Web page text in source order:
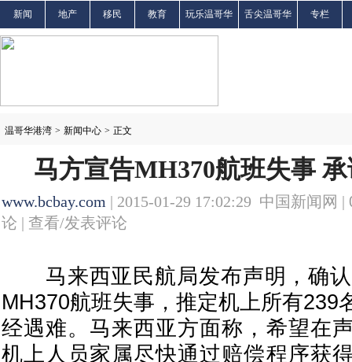
新闻 地产 移民 教育 玩乐温哥华 舌尖温哥华 专栏
温哥华港湾 > 新闻中心 > 正文
马方宣告MH370航班失事
www.bcbay.com | 2015-01-29 17:02:29 中国新闻网 |
论 | 查看/发表评论
马来西亚民航局发布声明，确认
MH370航班失事，推定机上所有239
经遇难。马来西亚方面称，希望在
机上人员家属尽快通过赔偿程序获